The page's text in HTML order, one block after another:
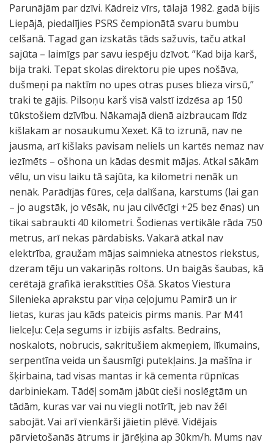
Parunājām par dzīvi. Kādreiz vīrs, tālajā 1982. gadā bijis
Liepājā, piedalījies PSRS čempionātā svaru bumbu
celšanā. Tagad gan izskatās tāds sažuvis, taču atkal
sajūta – laimīgs par savu iespēju dzīvot. “Kad bija karš,
bija traki. Tepat skolas direktoru pie upes nošāva,
dušmeņi pa naktīm no upes otras puses blieza virsū,”
traki te gājis. Pilsoņu karš visā valstī izdzēsa ap 150
tūkstošiem dzīvību. Nākamajā dienā aizbraucam līdz
kišlakam ar nosaukumu Xexet. Kā to izrunā, nav ne
jausma, arī kišlaks pavisam neliels un kartēs nemaz nav
iezīmēts – ošhona un kādas desmit mājas. Atkal sākām
vēlu, un visu laiku tā sajūta, ka kilometri nenāk un
nenāk. Parādījās fūres, ceļa dalīšana, karstums (lai gan
– jo augstāk, jo vēsāk, nu jau cilvēcīgi +25 bez ēnas) un
tikai sabraukti 40 kilometri. Šodienas vertikāle rāda 750
metrus, arī nekas pārdabisks. Vakarā atkal nav
elektrība, graužam mājas saimnieka atnestos riekstus,
dzeram tēju un vakariņās roltons. Un baigās šaubas, kā
cerētajā grafikā ierakstīties Ošā. Skatos Viestura
Silenieka aprakstu par viņa ceļojumu Pamirā un ir
lietas, kuras jau kāds pateicis pirms manis. Par M41
lielceļu: Ceļa segums ir izbijis asfalts. Bedrains,
noskalots, nobrucis, sakritušiem akmeņiem, līkumains,
serpentīna veida un šausmīgi putekļains. Ja mašīna ir
šķirbaina, tad visas mantas ir kā cementa rūpnīcas
darbiniekam. Tādēļ somām jābūt cieši noslēgtām un
tādām, kuras var vai nu viegli notīrīt, jeb nav žēl
sabojāt. Vai arī vienkārši jāietin plēvē. Vidējais
pārvietošanās ātrums ir jārēķina ap 30km/h. Mums nav